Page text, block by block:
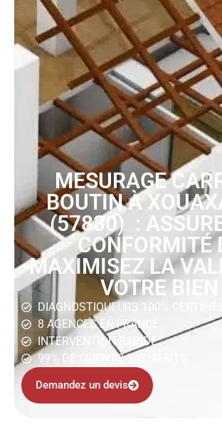
MESURAGE
BOUTIN À
(57830) :
CONFORMITÉ
MAXIMISEZ LA
VOTRE BIEN
DIAGNOSTIQUEURS 100% CERTIFIÉS
8 AGENCES EN FRANCE
INTERVENTION RAPIDE
99% DE CLIENTS SATISFAITS
Demandez un devis